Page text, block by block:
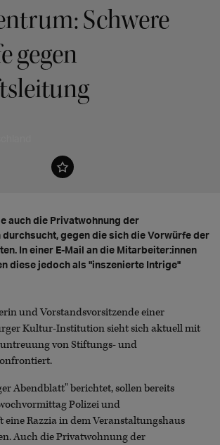
Schwere
gegen
auch die Privatwohnung der
gegen die sich die Vorwürfe der
In einer E-Mail an die Mitarbeiter:innen
diese jedoch als "inszenierte Intrige"
und Vorstandsvorsitzende einer
Kultur-Institution sieht sich aktuell mit
von Stiftungs- und
Abendblatt" berichtet, sollen bereits
Polizei und
eine Razzia in dem Veranstaltungshaus
Auch die Privatwohnung der